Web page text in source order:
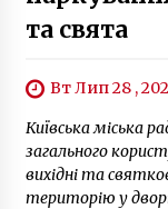
та свята
Вт Лип 28 ,
Київська міська
загального
вихідні та
територію у